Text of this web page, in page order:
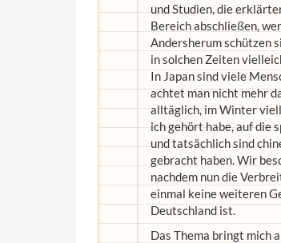
und Studien, die
Bereich abschließen,
Andersherum schützen
in solchen Zeiten
In Japan sind viele
achtet man nicht mehr
alltäglich, im Winter
ich gehört habe, auf die
und tatsächlich sind
gebracht haben. Wir
nachdem nun die
einmal keine weiteren
Deutschland ist.
Das Thema bringt mich